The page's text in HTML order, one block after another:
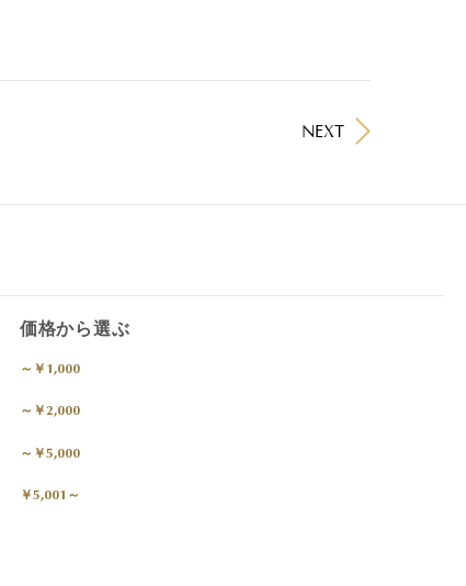
NEXT
価格から選ぶ
～￥1,000
～￥2,000
～￥5,000
￥5,001～